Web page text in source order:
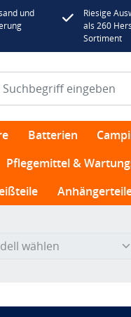
und
Riesige
als 260
Sortiment
Batterien
Pflegemittel &